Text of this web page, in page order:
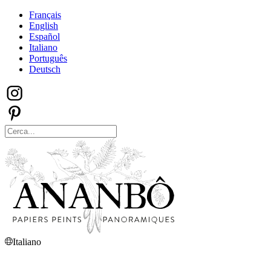
Français
English
Español
Italiano
Português
Deutsch
Italiano